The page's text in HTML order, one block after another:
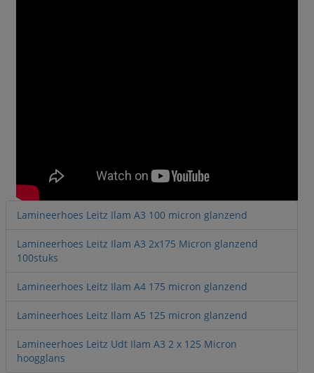
Lamineerhoes Leitz Ilam A3 100 micron glanzend
Lamineerhoes Leitz Ilam A3 2x175 Micron glanzend
100stuks
Lamineerhoes Leitz Ilam A4 175 micron glanzend
Lamineerhoes Leitz Ilam A5 125 micron glanzend
Lamineerhoes Leitz Udt Ilam A3 2 x 125 Micron
hoogglans